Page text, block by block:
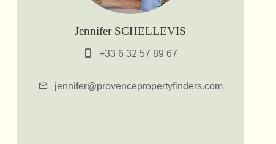
Jennifer SCHELLEVIS
+33 6 32 57 89 67
jennifer@provencepropertyfinders.com